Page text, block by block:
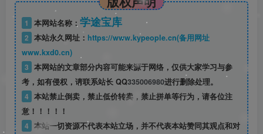
1 本网站名称： 学途宝库
2 本站永久网址： https://www.kypeople.cn(备用网址
www.kxd0.cn)
3 本网站的文章部分内容可能来源于网络，仅供大家学习与参
考，如有侵权，请联系站长 QQ335006980进行删除处理。
4 本站禁止倒卖，禁止低价转卖，禁止拼单等行为，请各位注
意！！！！！
4 本站一切资源不代表本站立场，并不代表本站赞同其观点和对